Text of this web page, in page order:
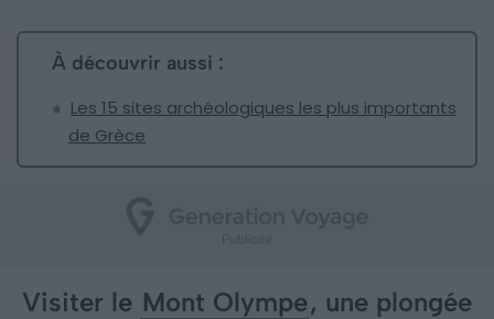
À découvrir aussi :
Les 15 sites archéologiques les plus importants
de Grèce
Visiter le Mont Olympe, une plongée